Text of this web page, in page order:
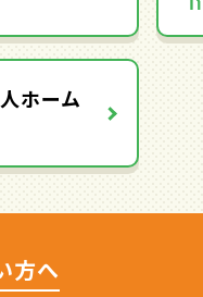
ホーム
方へ